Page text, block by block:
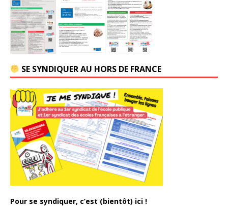
SE SYNDIQUER AU HORS DE FRANCE
Pour se syndiquer, c’est (bientôt) ici !